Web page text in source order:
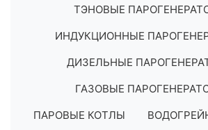
ТЭНОВЫЕ
ИНДУКЦИОННЫЕ
ДИЗЕЛЬНЫЕ
ГАЗОВЫЕ
ПАРОВЫЕ КОТЛЫ